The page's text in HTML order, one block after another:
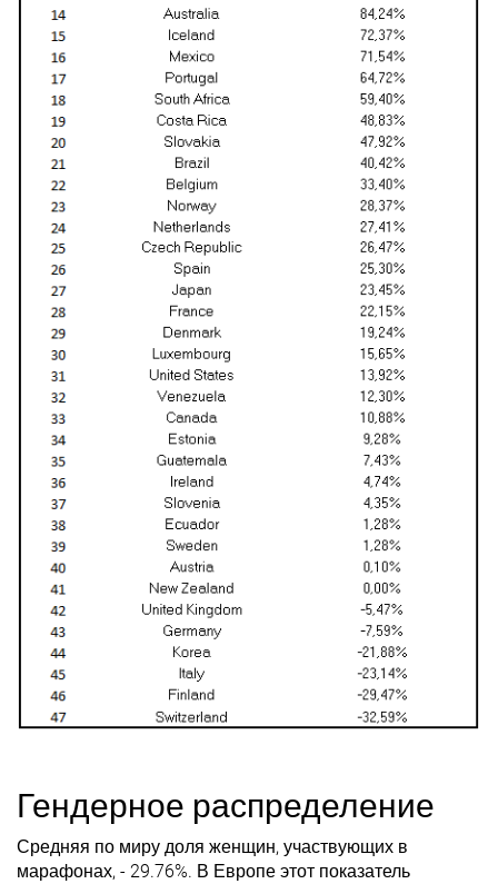
Гендерное распределение
Средняя по миру доля женщин, участвующих в
марафонах, - 29.76%. В Европе этот показатель